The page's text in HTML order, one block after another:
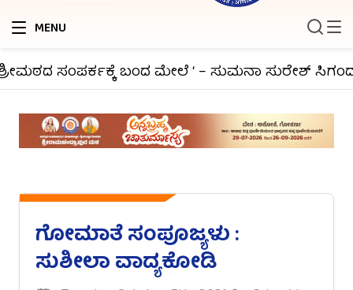
MENU
ಸಂಪರ್ಕಕ್ಕೆ ಬಂದ ಮೇಲೆ ‘ – ಸುಮನಾ ಸುರೇಶ್
ಗೋಮಾತೆ ಸಂಪೂಜ್ಯಳು :
ಸುಶೀಲಾ ವಾದ್ಯಕೋಡಿ